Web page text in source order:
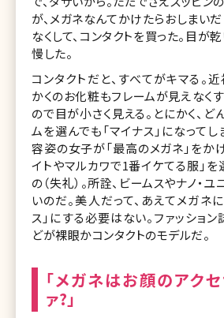
が、メガネなんてかけたらおしまい
なくして、コンタクトを買った。目が
慢した。
コンタクトだと、すべてがキマる。
かくのお化粧もフレームが見えなく
ので目が小さく見える。とにかく、
ムを選んでも「マイナス」になって
容姿の女子が「最高のメガネ」をか
イトやマルカワで1番イケてる服」
の（失礼）。所詮、ビームスやナノ・
いのだ。美人だって、あえてメガネ
ス」にする必要はない。ファッショ
どが裸眼かコンタクトのモデルだ。
「メガネはお顔のアクセ
ァ?」